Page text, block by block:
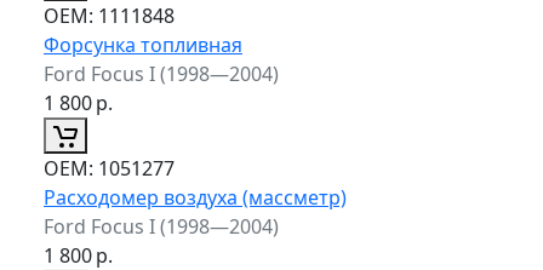
ОЕМ: 1111848
Форсунка топливная
Ford Focus I (1998—2004)
1 800р.
ОЕМ: 1051277
Расходомер воздуха (массметр)
Ford Focus I (1998—2004)
1 800р.